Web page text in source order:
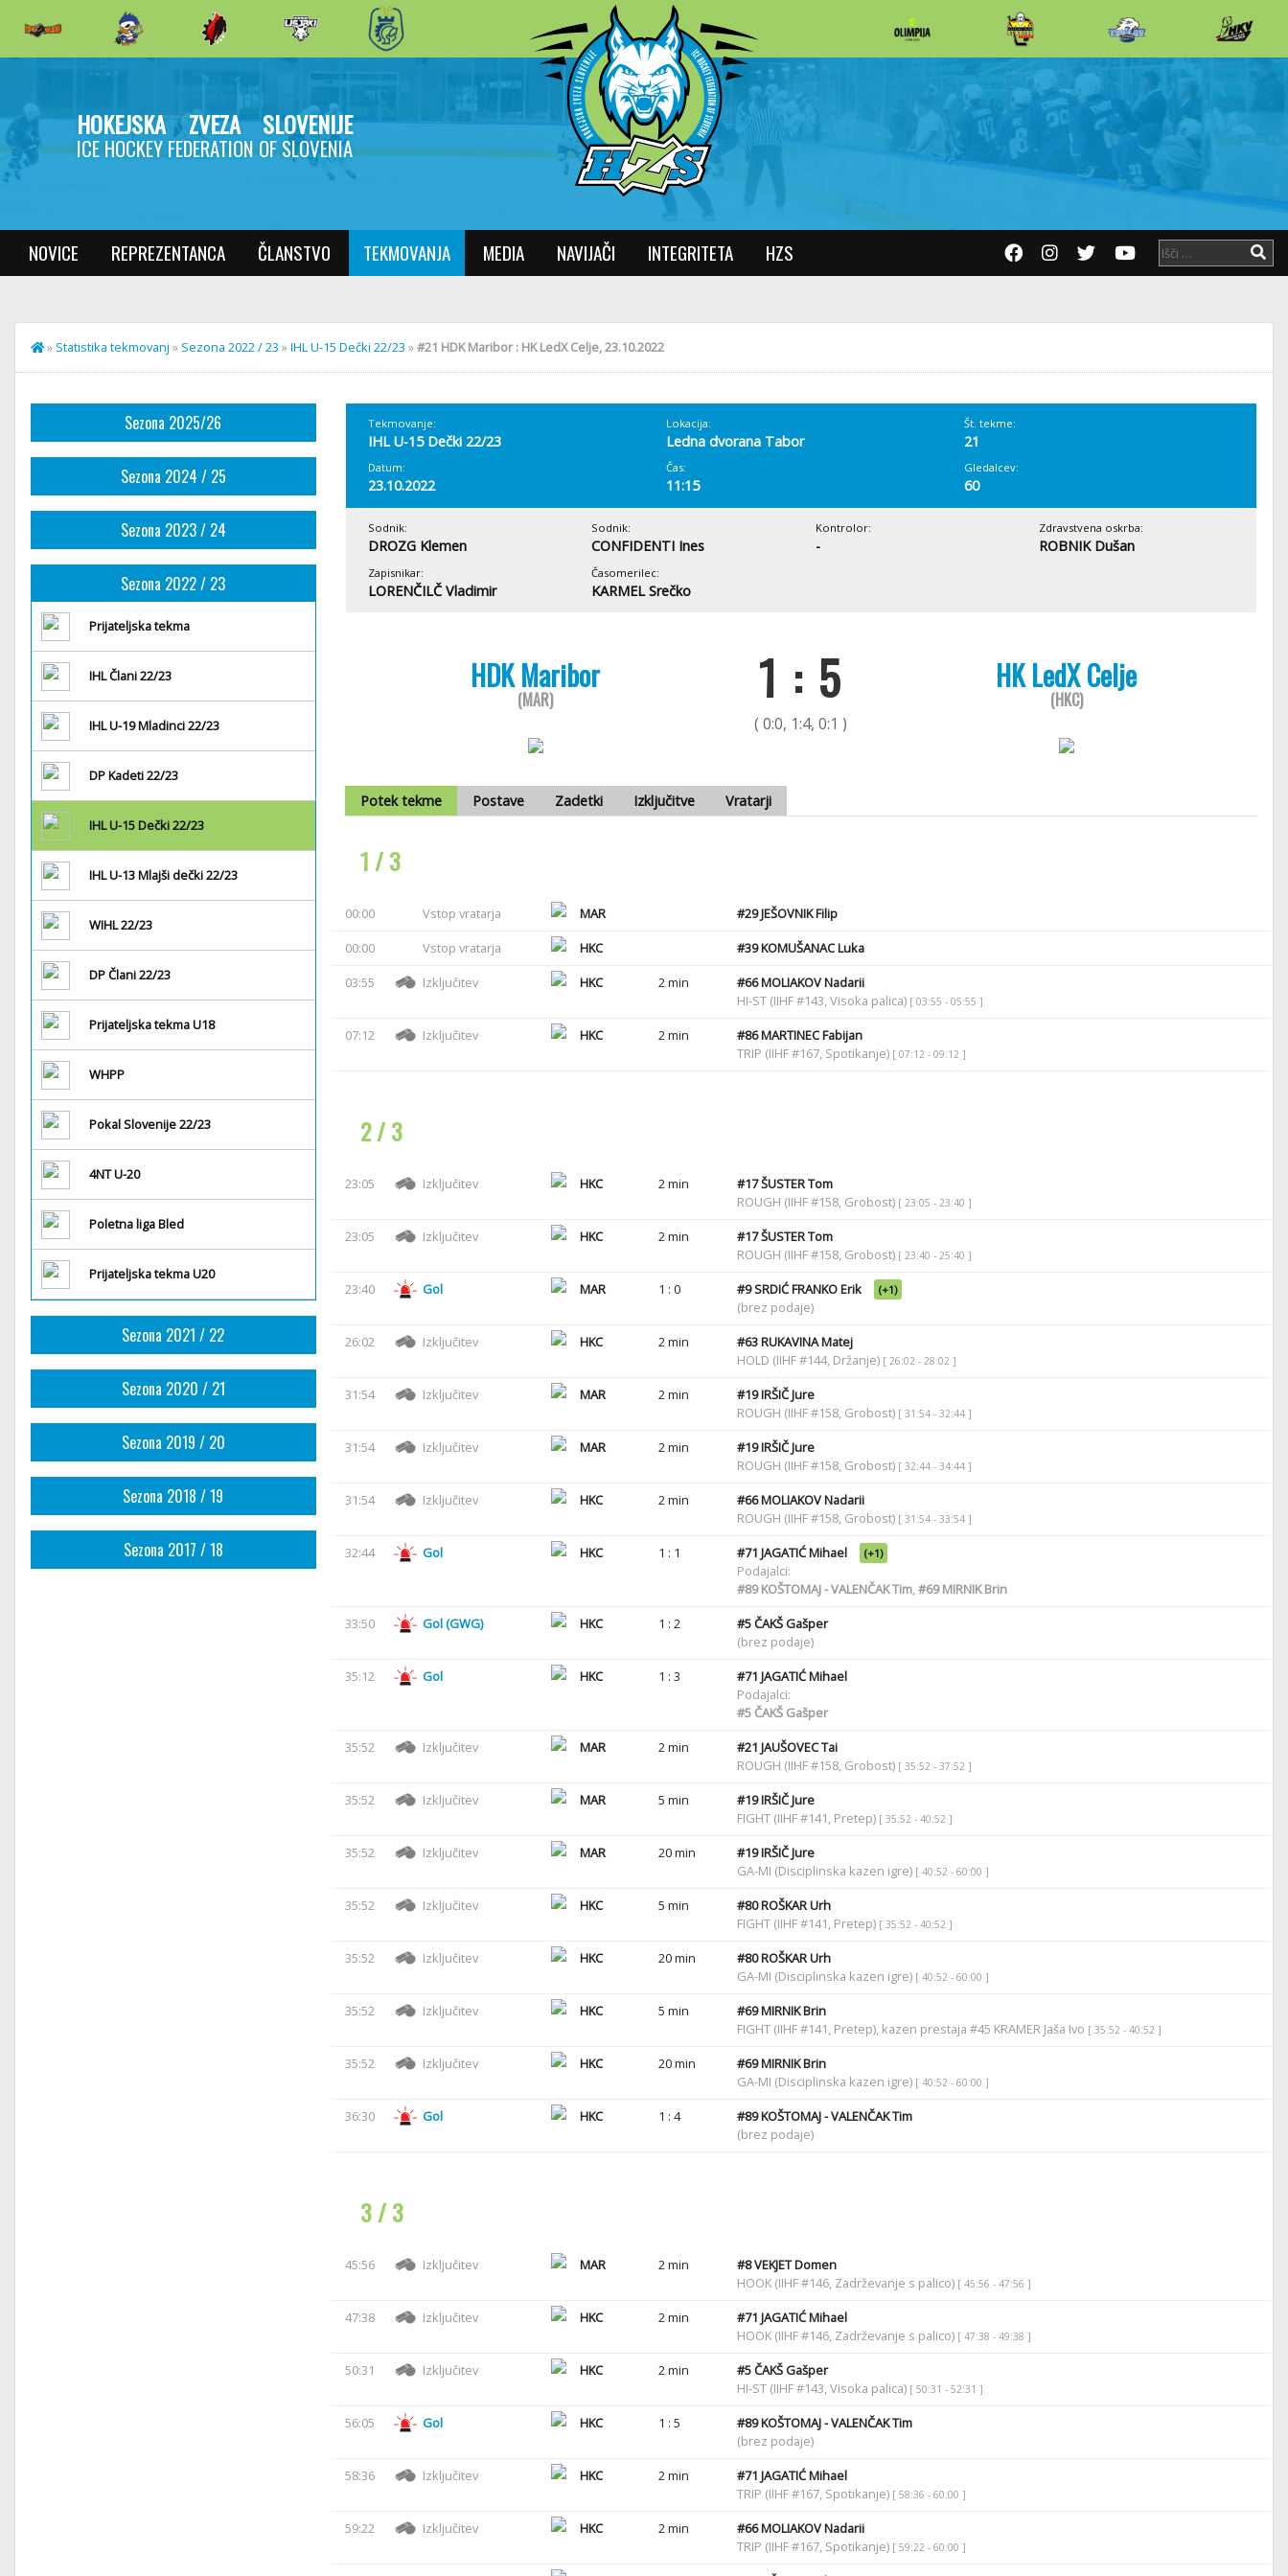
HOKEJSKA ZVEZA SLOVENIJE
ICE HOCKEY FEDERATION OF SLOVENIA
NOVICE REPREZENTANCA ČLANSTVO TEKMOVANJA MEDIA NAVIJAČI INTEGRITETA HZS
» Statistika tekmovanj » Sezona 2022 / 23 »IHL U-15 Dečki 22/23 »#21 HDK Maribor : HK LedX Celje, 23.10.2022
Sezona 2025/26
Sezona 2024 / 25
Sezona 2023 / 24
Sezona 2022 / 23
Prijateljska tekma
IHL Člani 22/23
IHL U-19 Mladinci 22/23
DP Kadeti 22/23
IHL U-15 Dečki 22/23
IHL U-13 Mlajši dečki 22/23
WIHL 22/23
DP Člani 22/23
Prijateljska tekma U18
WHPP
Pokal Slovenije 22/23
4NT U-20
Poletna liga Bled
Prijateljska tekma U20
Sezona 2021 / 22
Sezona 2020 / 21
Sezona 2019 / 20
Sezona 2018 / 19
Sezona 2017 / 18
Tekmovanje:
IHL U-15 Dečki 22/23
Lokacija:
Ledna dvorana Tabor
Št. tekme:
21
Datum:
23.10.2022
Čas:
11:15
Gledalcev:
60
Sodnik:
DROZG Klemen
Sodnik:
CONFIDENTI Ines
Kontrolor:
-
Zdravstvena oskrba:
ROBNIK Dušan
Zapisnikar:
LORENČILČ Vladimir
Časomerilec:
KARMEL Srečko
HDK Maribor
(MAR) 1 : 5
( 0:0, 1:4, 0:1 )
HK LedX Celje
(HKC)
Potek tekme Postave Zadetki Izključitve Vratarji
1 / 3
00:00 Vstop vratarja MAR #29JEŠOVNIK Filip
00:00
Vstop vratarja HKC #39KOMUŠANAC Luka
03:55
Izključitev HKC 2 min #66MOLIAKOV Nadarii
HI-ST (IIHF #143, Visoka palica) [ 03:55 - 05:55 ]
07:12 Izključitev HKC 2 min #86MARTINEC Fabijan
TRIP (IIHF #167, Spotikanje) [ 07:12 - 09:12 ]
2 / 3
23:05 Izključitev HKC 2 min #17ŠUSTER Tom
ROUGH (IIHF #158, Grobost) [ 23:05 - 23:40 ]
23:05 Izključitev HKC 2 min #17ŠUSTER Tom
ROUGH (IIHF #158, Grobost) [ 23:40 - 25:40 ]
23:40 Gol MAR 1 : 0 #9SRDIĆ FRANKO Erik (+1)
(brez podaje)
26:02
Izključitev HKC 2 min #63RUKAVINA Matej
HOLD (IIHF #144, Držanje) [ 26:02 - 28:02 ]
31:54 Izključitev MAR 2 min #19IRŠIČ Jure
ROUGH (IIHF #158, Grobost) [ 31:54 - 32:44 ]
31:54 Izključitev MAR 2 min #19IRŠIČ Jure
ROUGH (IIHF #158, Grobost) [ 32:44 - 34:44 ]
31:54 Izključitev HKC 2 min #66MOLIAKOV Nadarii
ROUGH (IIHF #158, Grobost) [ 31:54 - 33:54 ]
32:44 Gol HKC 1 : 1 #71 JAGATIĆ Mihael (+1)
Podajalci:
#89KOŠTOMAJ - VALENČAK Tim,#69MIRNIK Brin
33:50
Gol (GWG) HKC 1 : 2 #5ČAKŠ Gašper
(brez podaje)
35:12
Gol HKC 1 : 3 #71 JAGATIĆ Mihael
Podajalci:
#5ČAKŠ Gašper
35:52
Izključitev MAR 2 min #21 JAUŠOVEC Tai
ROUGH (IIHF #158, Grobost) [ 35:52 - 37:52 ]
35:52 Izključitev MAR 5 min #19IRŠIČ Jure
FIGHT (IIHF #141, Pretep) [ 35:52 - 40:52 ]
35:52 Izključitev MAR 20 min #19IRŠIČ Jure
GA-MI (Disciplinska kazen igre) [ 40:52 - 60:00 ]
35:52 Izključitev HKC 5 min #80ROŠKAR Urh
FIGHT (IIHF #141, Pretep) [ 35:52 - 40:52 ]
35:52 Izključitev HKC 20 min #80ROŠKAR Urh
GA-MI (Disciplinska kazen igre) [ 40:52 - 60:00 ]
35:52 Izključitev HKC 5 min #69MIRNIK Brin
FIGHT (IIHF #141, Pretep), kazen prestaja #45 KRAMER Jaša Ivo [ 35:52 - 40:52 ]
35:52 Izključitev HKC 20 min #69MIRNIK Brin
GA-MI (Disciplinska kazen igre) [ 40:52 - 60:00 ]
36:30 Gol HKC 1 : 4 #89KOŠTOMAJ - VALENČAK Tim
(brez podaje)
3 / 3
45:56 Izključitev MAR 2 min #8VEKJET Domen
HOOK (IIHF #146, Zadrževanje s palico) [ 45:56 - 47:56 ]
47:38 Izključitev HKC 2 min #71 JAGATIĆ Mihael
HOOK (IIHF #146, Zadrževanje s palico) [ 47:38 - 49:38 ]
50:31 Izključitev HKC 2 min #5ČAKŠ Gašper
HI-ST (IIHF #143, Visoka palica) [ 50:31 - 52:31 ]
56:05 Gol HKC 1 : 5 #89KOŠTOMAJ - VALENČAK Tim
(brez podaje)
58:36
Izključitev HKC 2 min #71 JAGATIĆ Mihael
TRIP (IIHF #167, Spotikanje) [ 58:36 - 60:00 ]
59:22 Izključitev HKC 2 min #66MOLIAKOV Nadarii
TRIP (IIHF #167, Spotikanje) [ 59:22 - 60:00 ]